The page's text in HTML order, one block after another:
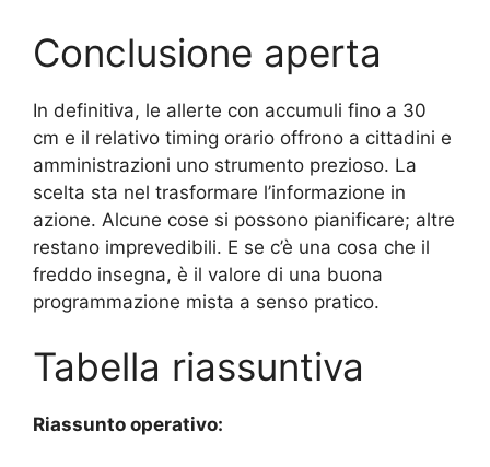
Conclusione aperta
In definitiva, le allerte con accumuli fino a 30
cm e il relativo timing orario offrono a cittadini e
amministrazioni uno strumento prezioso. La
scelta sta nel trasformare l’informazione in
azione. Alcune cose si possono pianificare; altre
restano imprevedibili. E se c’è una cosa che il
freddo insegna, è il valore di una buona
programmazione mista a senso pratico.
Tabella riassuntiva
Riassunto operativo: